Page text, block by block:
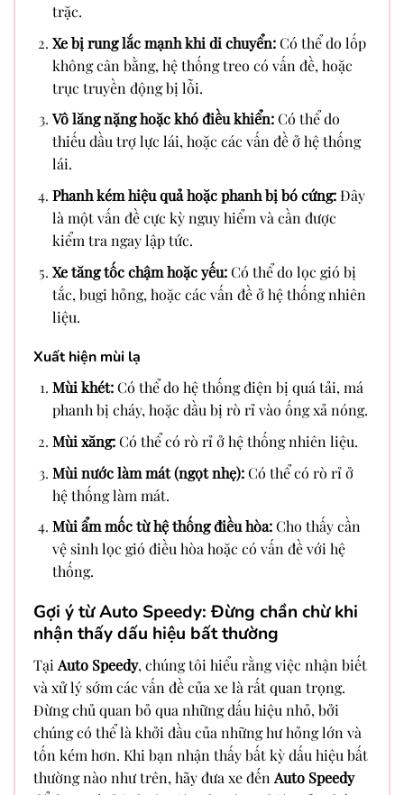
trặc.
Xe bị rung lắc mạnh khi di chuyển:Có thể do lốp
không cân bằng, hệ thống treo có vấn đề, hoặc
trục truyền động bị lỗi.
Vô lăng nặng hoặc khó điều khiển:Có thể do
thiếu dầu trợ lực lái, hoặc các vấn đề ở hệ thống
lái.
Phanh kém hiệu quả hoặc phanh bị bó cứng:Đây
là một vấn đề cực kỳ nguy hiểm và cần được
kiểm tra ngay lập tức.
Xe tăng tốc chậm hoặc yếu:Có thể do lọc gió bị
tắc, bugi hỏng, hoặc các vấn đề ở hệ thống nhiên
liệu.
Xuất hiện mùi lạ
Mùi khét:Có thể do hệ thống điện bị quá tải, má
phanh bị cháy, hoặc dầu bị rò rỉ vào ống xả nóng.
Mùi xăng:Có thể có rò rỉ ở hệ thống nhiên liệu.
Mùi nước làm mát (ngọt nhẹ):Có thể có rò rỉ ở
hệ thống làm mát.
Mùi ẩm mốc từ hệ thống điều hòa:Cho thấy cần
vệ sinh lọc gió điều hòa hoặc có vấn đề với hệ
thống.
Gợi ý từ Auto Speedy: Đừng chần chừ khi
nhận thấy dấu hiệu bất thường
Tại Auto Speedy, chúng tôi hiểu rằng việc nhận biết
và xử lý sớm các vấn đề của xe là rất quan trọng.
Đừng chủ quan bỏ qua những dấu hiệu nhỏ, bởi
chúng có thể là khởi đầu của những hư hỏng lớn và
tốn kém hơn. Khi bạn nhận thấy bất kỳ dấu hiệu bất
thường nào như trên, hãy đưa xe đến Auto Speedy